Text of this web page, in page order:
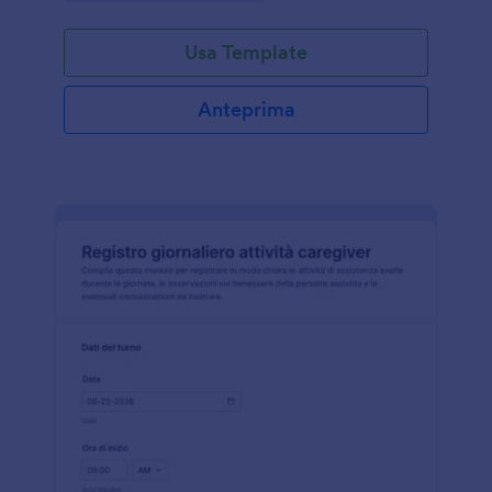
Usa Template
Anteprima